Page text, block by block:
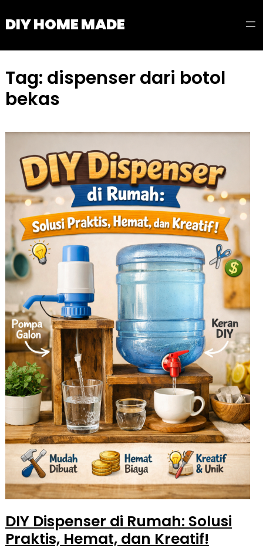
toDIY HOME MADE
Tag: dispenser dari botol
bekas
DIY Dispenser di Rumah: Solusi
Praktis, Hemat, dan Kreatif!